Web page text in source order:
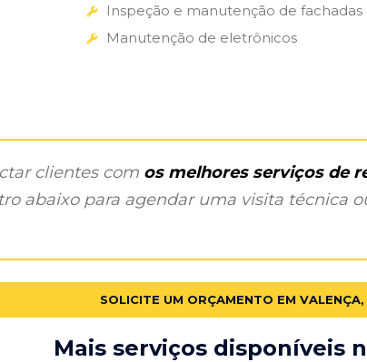
Inspeção e manutenção de fachadas
Manutenção de eletrônicos
clientes com os melhores serviços de
abaixo para agendar uma visita técnica
SOLICITE UM ORÇAMENTO EM VALENÇA,
Mais serviços disponíveis